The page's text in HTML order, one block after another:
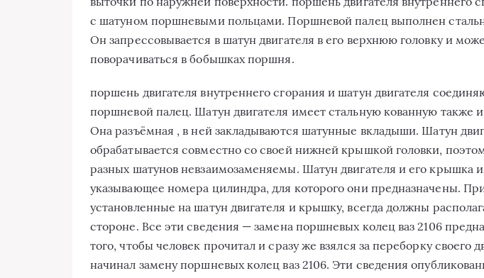
с шатуном поршневыми польцами. Поршневой палец выполнен
Он запрессовывается в шатун двигателя в его верхнюю головку и
поворачиваться в бобышках поршня.
поршень двигателя внутреннего сгорания и шатун двигателя
поршневой палец. Шатун двигателя имеет стальную кованную также
Она разъёмная , в ней закладываются шатунные вкладыши. Шатун
обрабатывается совместно со своей нижней крышкой головки,
разных шатунов невзаимозаменяемы. Шатун двигателя и его крышка
указывающее номера цилиндра, для которого они предназначены.
установленные на шатун двигателя и крышку, всегда должны
стороне. Все эти сведения — замена поршневых колец ваз 2106
того, чтобы человек прочитал и сразу же взялся за переборку своего
начинал замену поршневых колец ваз 2106. Эти сведения